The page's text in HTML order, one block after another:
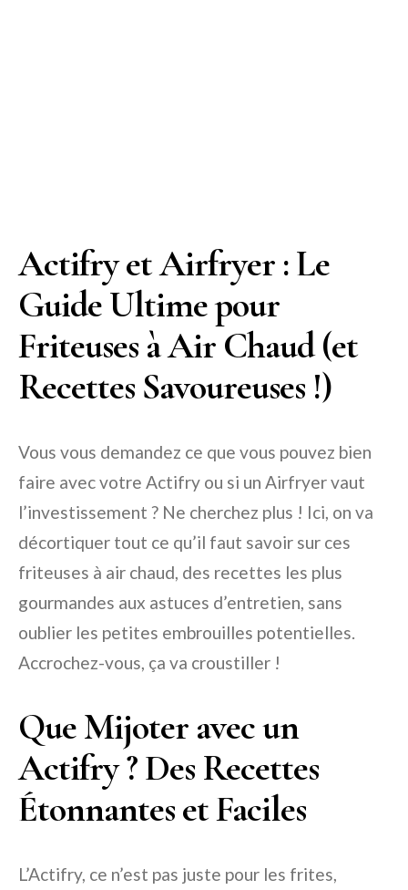
Actifry et Airfryer : Le
Guide Ultime pour
Friteuses à Air Chaud (et
Recettes Savoureuses !)
Vous vous demandez ce que vous pouvez bien
faire avec votre Actifry ou si un Airfryer vaut
l’investissement ? Ne cherchez plus ! Ici, on va
décortiquer tout ce qu’il faut savoir sur ces
friteuses à air chaud, des recettes les plus
gourmandes aux astuces d’entretien, sans
oublier les petites embrouilles potentielles.
Accrochez-vous, ça va croustiller !
Que Mijoter avec un
Actifry ? Des Recettes
Étonnantes et Faciles
L’Actifry, ce n’est pas juste pour les frites,